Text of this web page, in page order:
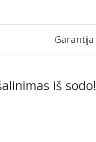
Garantija
iš sodo!